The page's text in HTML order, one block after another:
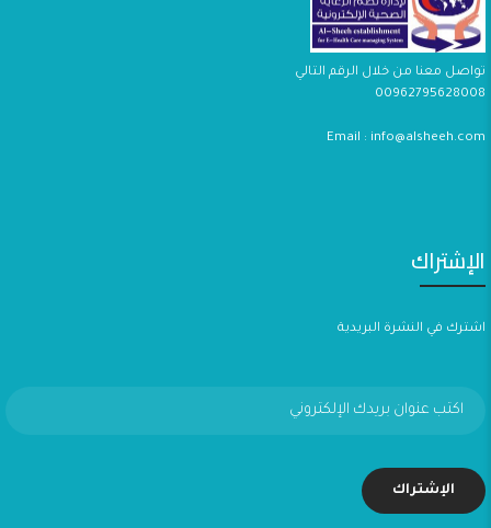
تواصل معنا من خلال الرقم التالي
00962795628008
Email : info@alsheeh.com
الإشتراك
اشترك في النشرة البريدية